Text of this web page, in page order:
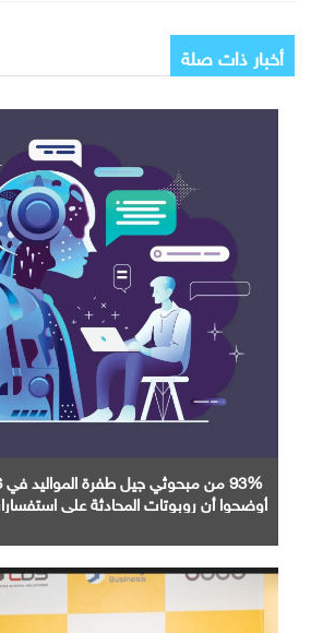
أخبار ذات صلة
أوضحوا أن روبوتات المحادثة على